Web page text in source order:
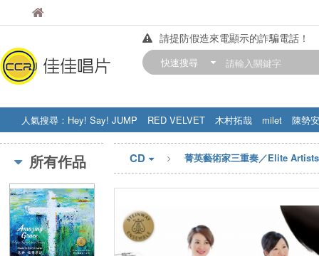
佳佳唱片
請提防假造來電顯示的詐騙電話！
【中華門市營業時間調整公告】
快速搜尋
人氣搜尋： Hey! Say! JUMP RED VELVET 木村拓哉 milet
陳勢安
STRAY KIDS
盧廣仲 周杰伦
所有作品 CD 菁英藝術家三重奏／Elite